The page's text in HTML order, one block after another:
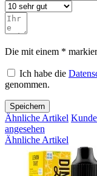
Die mit einem *
Ich habe die
genommen.
Speichern
Ähnliche Artikel
angesehen
Ähnliche Artikel